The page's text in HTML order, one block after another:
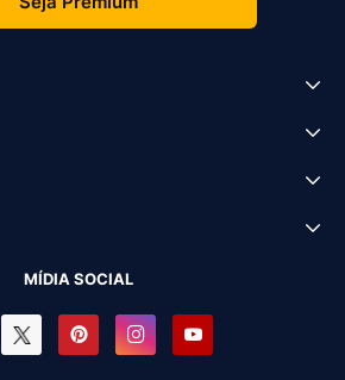
MÍDIA SOCIAL